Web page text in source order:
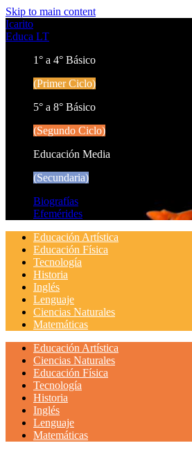
Skip to main content
Icarito
Educa LT
1° a 4° Básico
(Primer Ciclo)
5° a 8° Básico
(Segundo Ciclo)
Educación Media
(Secundaria)
Biografías
Efemérides
Educación Artística
Educación Física
Tecnología
Historia
Inglés
Lenguaje
Ciencias Naturales
Matemáticas
Educación Artística
Ciencias Naturales
Educación Física
Tecnología
Historia
Inglés
Lenguaje
Matemáticas